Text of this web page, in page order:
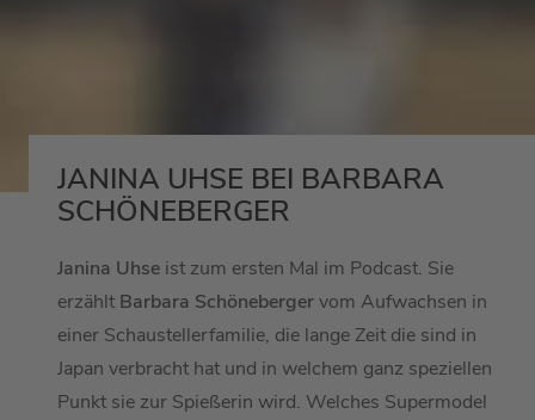
JANINA UHSE BEI BARBARA
SCHÖNEBERGER
Janina Uhse ist zum ersten Mal im Podcast. Sie
erzählt Barbara Schönebergervom Aufwachsen in
einer Schaustellerfamilie, die lange Zeit die sind in
Japan verbracht hat und in welchem ganz speziellen
Punkt sie zur Spießerin wird. Welches Supermodel